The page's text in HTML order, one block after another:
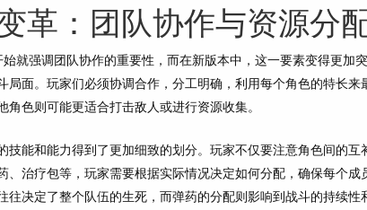
革：团队协作与资源分
始就强调团队协作的重要性，而在新版本中，这一要素变得更加
局面。玩家们必须协调合作，分工明确，利用每个角色的特长
角色则可能更适合打击敌人或进行资源收集。
技能和能力得到了更加细致的划分。玩家不仅要注意角色间的
、治疗包等，玩家需要根据实际情况决定如何分配，确保每个成
往决定了整个队伍的生死，而弹药的分配则影响到战斗的持续性